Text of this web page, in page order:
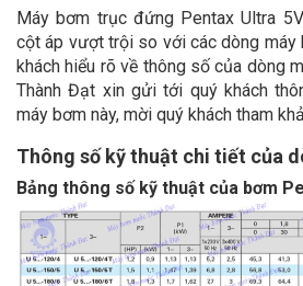
Máy bơm trục đứng Pentax Ultra
cột áp vượt trội so với các dòng máy
khách hiểu rõ về thông số của dòng
Thành Đạt xin gửi tới quý khách
máy bơm này, mời quý khách tham
Thông số kỹ thuật chi tiết của
Bảng thông số kỹ thuật của bơm